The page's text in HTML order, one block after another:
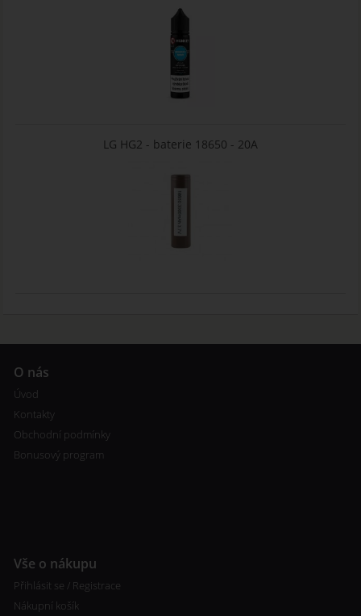
LG HG2 - baterie 18650 - 20A
O nás
Úvod
Kontakty
Obchodní podmínky
Bonusový program
Vše o nákupu
Přihlásit se / Registrace
Nákupní košík